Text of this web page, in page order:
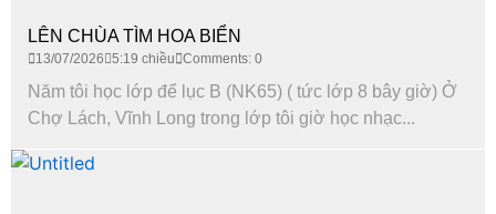
LÊN CHÙA TÌM HOA BIỂN
13/07/2026 5:19 chiều Comments: 0
Năm tôi học lớp để lục B (NK65) ( tức lớp 8 bây giờ) Ở
Chợ Lách, Vĩnh Long trong lớp tôi giờ học nhạc...